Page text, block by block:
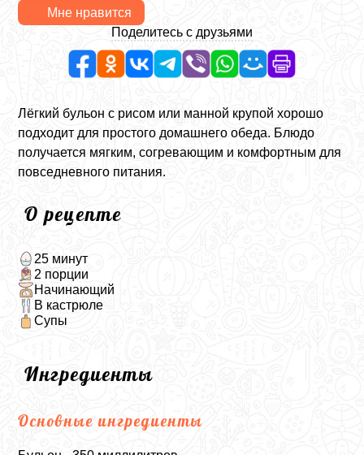
Мне нравится
Поделитесь с друзьями
Лёгкий бульон с рисом или манной крупой хорошо
подходит для простого домашнего обеда. Блюдо
получается мягким, согревающим и комфортным для
повседневного питания.
О рецепте
25 минут
2 порции
Начинающий
В кастрюле
Супы
Ингредиенты
Основные ингредиенты